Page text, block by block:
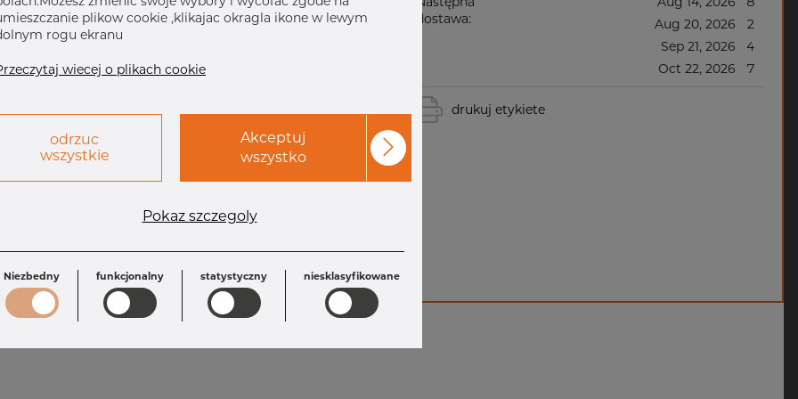
OD1: 323.85 mm
T: 4.78 mm T1: 4.57 mm
dostawa:
Aug 20, 2026
2
Sep 21, 2026
4
Oct 22, 2026
7
drukuj etykiete
plikow cookie ,klikajac okragla ikone w lewym
rogu ekranu
wiecej o plikach cookie
odrzuc
wszystkie
Akceptuj
wszystko
Pokaz szczegoly
Niezbedny funkcjonalny statystyczny niesklasyfikowane